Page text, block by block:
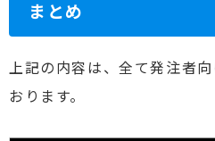
まとめ
上記の内容は、全て発注者
おります。